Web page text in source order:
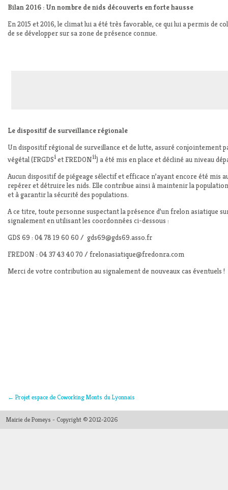
Bilan 2016 : Un nombre de nids découverts en forte hausse
En 2015 et 2016, le climat lui a été très favorable, ce qui lui a permis de
de se développer sur sa zone de présence connue.
Le dispositif de surveillance régionale
Un dispositif régional de surveillance et de lutte, assuré conjointement
végétal (FRGDSiet FREDONii) a été mis en place et décliné au niveau
Aucun dispositif de piégeage sélectif et efficace n’ayant encore été mis
repérer et détruire les nids. Elle contribue ainsi à maintenir la
et à garantir la sécurité des populations.
A ce titre, toute personne suspectant la présence d’un frelon asiatique
signalement en utilisant les coordonnées ci-dessous :
GDS 69 : 04 78 19 60 60 / gds69@gds69.asso.fr
FREDON : 04 37 43 40 70 / frelonasiatique@fredonra.com
Merci de votre contribution au signalement de nouveaux cas éventuels !
← Projet espace de Coworking Monts du Lyonnais
Mairie de Pomeys - Copyright © 2012-2026